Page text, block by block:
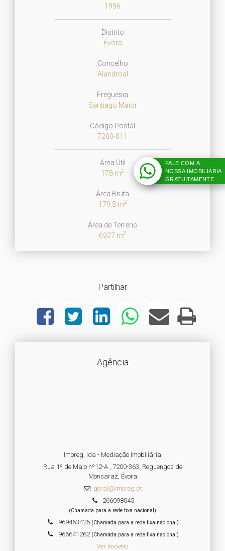
1996
Distrito
Évora
Concelho
Alandroal
Freguesia
Santiago Maior
Código Postal
7200-011
Área Útil
178 m2
Área Bruta
179.5 m2
Área de Terreno
6927 m2
Partilhar
Agência
Imoreg, lda - Mediação Imobiliária
Rua 1º de Maio nº12-A , 7200-363, Reguengos de
Monsaraz, Évora
geral@imoreg.pt
266098045
(Chamada para a rede fixa nacional)
969463425(Chamada para a rede fixa nacional)
966641262(Chamada para a rede fixa nacional)
Ver Imóveis
FALE COM A
NOSSA IMOBILIÁRIA
GRATUITAMENTE